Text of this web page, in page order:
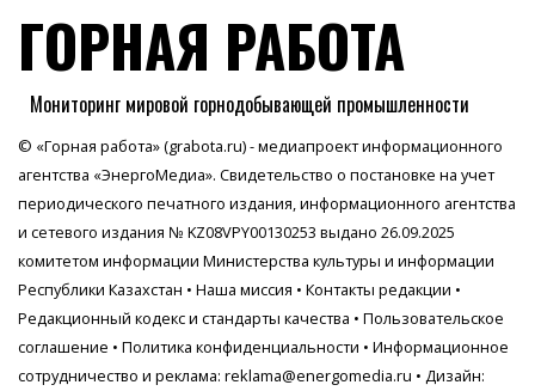
ГОРНАЯ РАБОТА
Мониторинг мировой горнодобывающей промышленности
© «Горная работа» (grabota.ru) - медиапроект информационного
агентства «ЭнергоМедиа». Свидетельство о постановке на учет
периодического печатного издания, информационного агентства
и сетевого издания № KZ08VPY00130253 выдано 26.09.2025
комитетом информации Министерства культуры и информации
Республики Казахстан • Наша миссия • Контакты редакции •
Редакционный кодекс и стандарты качества • Пользовательское
соглашение • Политика конфиденциальности • Информационное
сотрудничество и реклама: reklama@energomedia.ru • Дизайн: